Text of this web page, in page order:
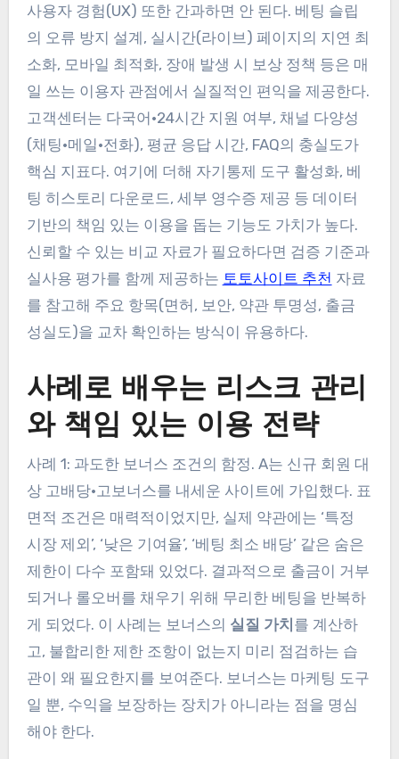
사용자 경험(UX) 또한 간과하면 안 된다. 베팅 슬립
의 오류 방지 설계, 실시간(라이브) 페이지의 지연 최
소화, 모바일 최적화, 장애 발생 시 보상 정책 등은 매
일 쓰는 이용자 관점에서 실질적인 편익을 제공한다.
고객센터는 다국어·24시간 지원 여부, 채널 다양성
(채팅·메일·전화), 평균 응답 시간, FAQ의 충실도가
핵심 지표다. 여기에 더해 자기통제 도구 활성화, 베
팅 히스토리 다운로드, 세부 영수증 제공 등 데이터
기반의 책임 있는 이용을 돕는 기능도 가치가 높다.
신뢰할 수 있는 비교 자료가 필요하다면 검증 기준과
실사용 평가를 함께 제공하는 토토사이트 추천 자료
를 참고해 주요 항목(면허, 보안, 약관 투명성, 출금
성실도)을 교차 확인하는 방식이 유용하다.
사례로 배우는 리스크 관리
와 책임 있는 이용 전략
사례 1: 과도한 보너스 조건의 함정. A는 신규 회원 대
상 고배당·고보너스를 내세운 사이트에 가입했다. 표
면적 조건은 매력적이었지만, 실제 약관에는 ‘특정
시장 제외’, ‘낮은 기여율’, ‘베팅 최소 배당’ 같은 숨은
제한이 다수 포함돼 있었다. 결과적으로 출금이 거부
되거나 롤오버를 채우기 위해 무리한 베팅을 반복하
게 되었다. 이 사례는 보너스의 실질 가치 를 계산하
고, 불합리한 제한 조항이 없는지 미리 점검하는 습
관이 왜 필요한지를 보여준다. 보너스는 마케팅 도구
일 뿐, 수익을 보장하는 장치가 아니라는 점을 명심
해야 한다.